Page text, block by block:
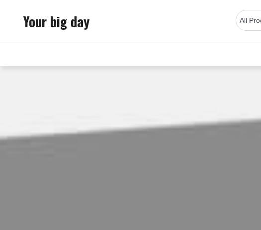
Your big day